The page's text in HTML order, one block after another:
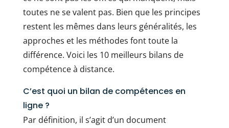
toutes ne se valent pas. Bien que les principes
restent les mêmes dans leurs généralités, les
approches et les méthodes font toute la
différence. Voici les 10 meilleurs bilans de
compétence à distance.
C’est quoi un bilan de compétences en
ligne ?
Par définition, il s’agit d’un document